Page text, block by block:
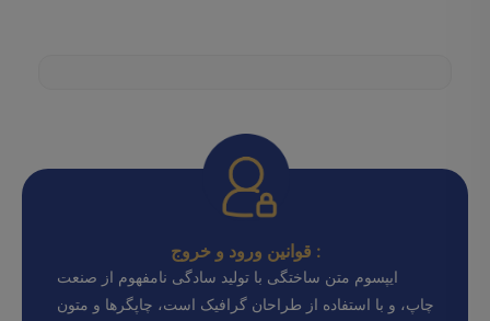
قوانین ورود و خروج :
ایپسوم متن ساختگی با تولید سادگی نامفهوم از صنعت
چاپ، و با استفاده از طراحان گرافیک است، چاپگرها و متون